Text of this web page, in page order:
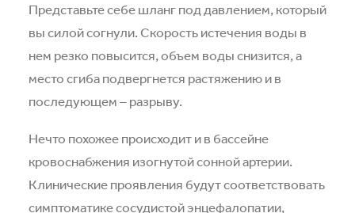
Представьте себе шланг под давлением, который
вы силой согнули. Скорость истечения воды в
нем резко повысится, объем воды снизится, а
место сгиба подвергнется растяжению и в
последующем – разрыву.
Нечто похожее происходит и в бассейне
кровоснабжения изогнутой сонной артерии.
Клинические проявления будут соответствовать
симптоматике сосудистой энцефалопатии,